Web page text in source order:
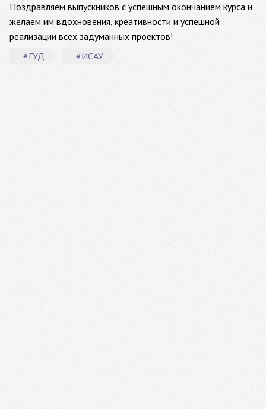
Поздравляем выпускников с успешным окончанием курса и
желаем им вдохновения, креативности и успешной
реализации всех задуманных проектов!
#ГУД
#ИСАУ